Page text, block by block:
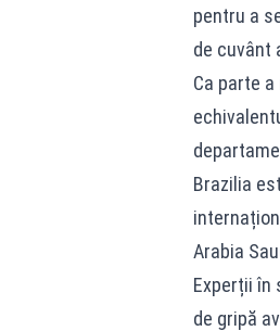
pentru a
de cuvânt
Ca parte
Brazilia
Arabia
Experții în
de gripă